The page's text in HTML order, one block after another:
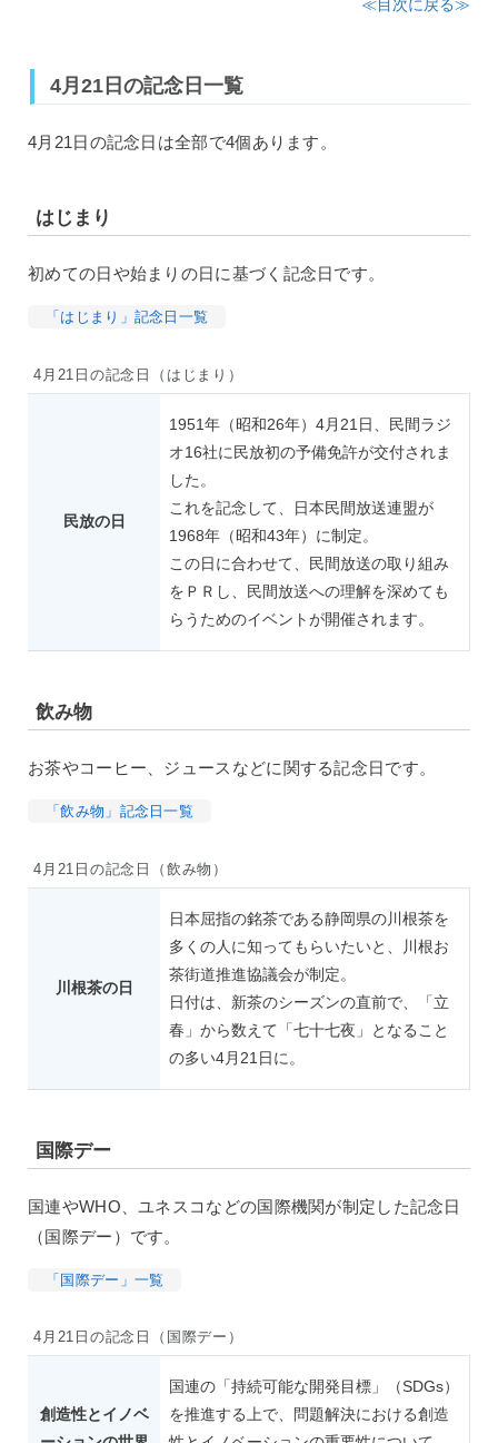
≪目次に戻る≫
4月21日の記念日一覧
4月21日の記念日は全部で4個あります。
はじまり
初めての日や始まりの日に基づく記念日です。
「はじまり」記念日一覧
4月21日の記念日（はじまり）
民放の日
1951年（昭和26年）4月21日、民間ラジ
オ16社に民放初の予備免許が交付されま
した。
これを記念して、日本民間放送連盟が
1968年（昭和43年）に制定。
この日に合わせて、民間放送の取り組み
をＰＲし、民間放送への理解を深めても
らうためのイベントが開催されます。
飲み物
お茶やコーヒー、ジュースなどに関する記念日です。
「飲み物」記念日一覧
4月21日の記念日（飲み物）
川根茶の日
日本屈指の銘茶である静岡県の川根茶を
多くの人に知ってもらいたいと、川根お
茶街道推進協議会が制定。
日付は、新茶のシーズンの直前で、「立
春」から数えて「七十七夜」となること
の多い4月21日に。
国際デー
国連やWHO、ユネスコなどの国際機関が制定した記念日
（国際デー）です。
「国際デー」一覧
4月21日の記念日（国際デー）
創造性とイノベ
国連の「持続可能な開発目標」（SDGs）
を推進する上で、問題解決における創造